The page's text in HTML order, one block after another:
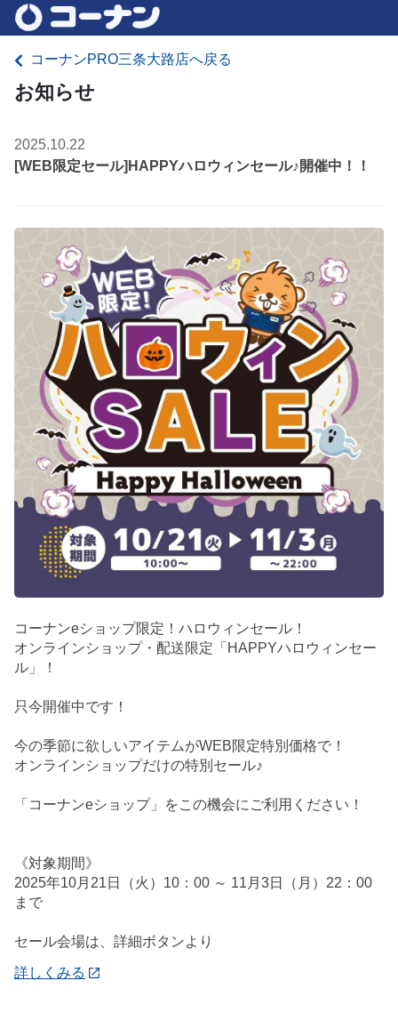
コーナンPRO三条大路店へ戻る
お知らせ
2025.10.22
[WEB限定セール]HAPPYハロウィンセール♪開催中！！
コーナンeショップ限定！ハロウィンセール！
オンラインショップ・配送限定「HAPPYハロウィンセー
ル」！
只今開催中です！
今の季節に欲しいアイテムがWEB限定特別価格で！
オンラインショップだけの特別セール♪
「コーナンeショップ」をこの機会にご利用ください！
《対象期間》
2025年10月21日（火）10：00 ～ 11月3日（月）22：00
まで
セール会場は、詳細ボタンより
詳しくみる